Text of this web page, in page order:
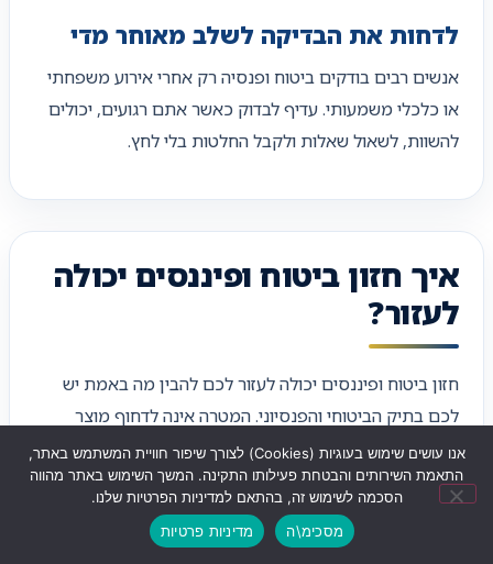
לדחות את הבדיקה לשלב מאוחר מדי
אנשים רבים בודקים ביטוח ופנסיה רק אחרי אירוע משפחתי
או כלכלי משמעותי. עדיף לבדוק כאשר אתם רגועים, יכולים
להשוות, לשאול שאלות ולקבל החלטות בלי לחץ.
איך חזון ביטוח ופיננסים יכולה
לעזור?
חזון ביטוח ופיננסים יכולה לעזור לכם להבין מה באמת יש
לכם בתיק הביטוחי והפנסיוני. המטרה אינה לדחוף מוצר
נוסף, אלא לבדוק את התמונה הקיימת: ביטוחי חיים, ביטוח
מנהלים, קרן פנסיה, משכנתא, כיסויים נוספים, דמי ניהול,
מוטבים ופערים אפשריים.
לחצו לחיוג
אנו עושים שימוש בעוגיות (Cookies) לצורך שיפור חוויית המשתמש באתר,
התאמת השירותים והבטחת פעילותו התקינה. המשך השימוש באתר מהווה
הסכמה לשימוש זה, בהתאם למדיניות הפרטיות שלנו.
מסכימ\ה
מדיניות פרטיות